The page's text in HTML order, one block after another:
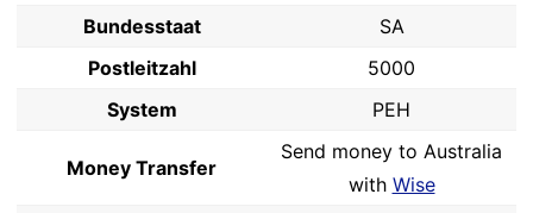
Bundesstaat
SA
Postleitzahl
5000
System
PEH
Money Transfer
Send money to Australia
with Wise